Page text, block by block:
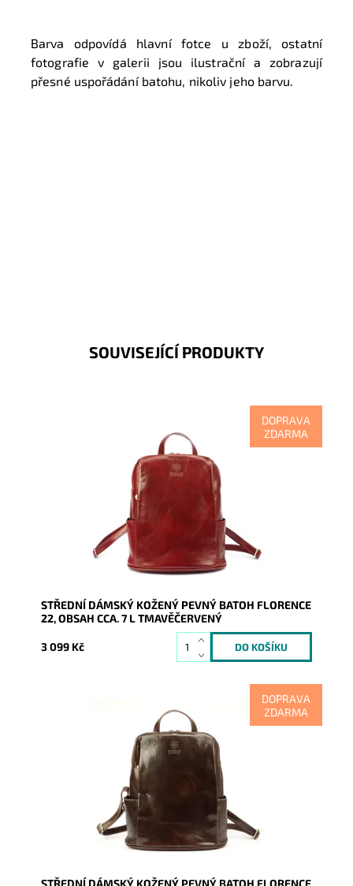
Barva odpovídá hlavní fotce u zboží, ostatní
fotografie v galerii jsou ilustrační a zobrazují
přesné uspořádání batohu, nikoliv jeho barvu.
SOUVISEJÍCÍ PRODUKTY
DOPRAVA
ZDARMA
Kůže tohoto tmavěčerveného luxusního batohu je
hladká, mírně lesklá a pevná, zdobí ji nápis Borse in
Skladem
9187
Florence
2 roky
STŘEDNÍ DÁMSKÝ KOŽENÝ PEVNÝ BATOH FLORENCE
22, OBSAH CCA. 7 L TMAVĚČERVENÝ
3 099 Kč
DOPRAVA
ZDARMA
Kůže tohoto tmavěhnědého luxusního batohu je
hladká, mírně lesklá a pevná, zdobí ji nápis Borse in
Skladem
9188
Florence
2 roky
STŘEDNÍ DÁMSKÝ KOŽENÝ PEVNÝ BATOH FLORENCE